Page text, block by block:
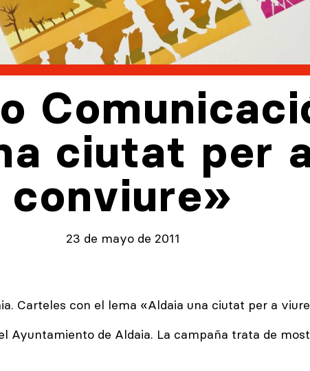
ciutat per
conviure»
23 de mayo de 2011
Carteles con el lema «Aldaia una ciutat per a
Ayuntamiento de Aldaia. La campaña trata de